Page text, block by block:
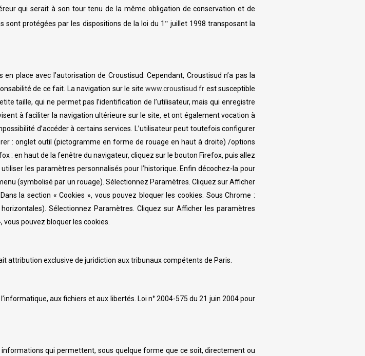
qui serait à son tour tenu de la même obligation de conservation et de
sont protégées par les dispositions de la loi du 1er
juillet 1998 transposant la
place avec l’autorisation de Croustisud. Cependant, Croustisud n’a pas la
de ce fait. La navigation sur le sitewww.croustisud.fr est susceptible
taille, qui ne permet pas l’identification de l’utilisateur, mais qui enregistre
à faciliter la navigation ultérieure sur le site, et ont également vocation à
d’accéder à certains services. L’utilisateur peut toutefois configurer
: onglet outil (pictogramme en forme de rouage en haut à droite) /options
: en haut de la fenêtre du navigateur, cliquez sur le bouton Firefox, puis allez
les paramètres personnalisés pour l’historique. Enfin décochez-la pour
(symbolisé par un rouage). Sélectionnez Paramètres. Cliquez sur Afficher
la section « Cookies », vous pouvez bloquer les cookies. Sous Chrome :
Sélectionnez Paramètres. Cliquez sur Afficher les paramètres
vous pouvez bloquer les cookies.
attribution exclusive de juridiction aux tribunaux compétents de Paris.
aux fichiers et aux libertés. Loi n° 2004-575 du 21 juin 2004 pour
qui permettent, sous quelque forme que ce soit, directement ou